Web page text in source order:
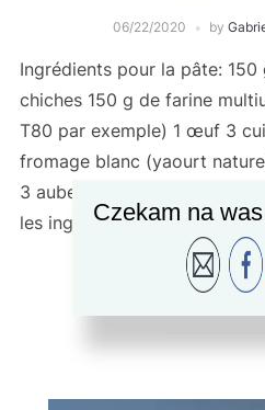
06/22/2020 by
Ingrédients pour la pâte:
chiches 150 g de farine
T80 par exemple) 1 œuf 3
fromage blanc (yaourt
3 aubergines petites ou 2
les ingrédients, la pâte doit
Czekam na